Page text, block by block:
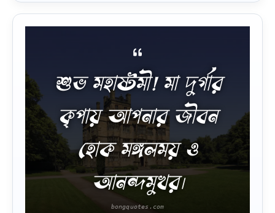
শুভ মহাষ্টমী! মা দুর্গার
কৃপায় আপনার জীবন
হোক মঙ্গলময় ও
আনন্দমুখর।